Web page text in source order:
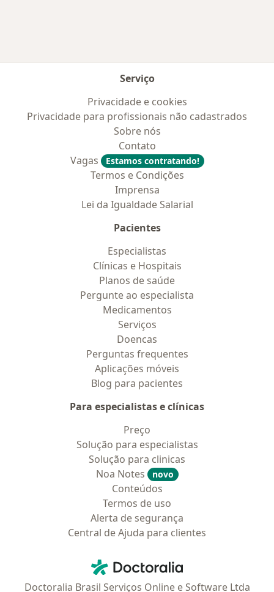
Serviço
Privacidade e cookies
Privacidade para profissionais não cadastrados
Sobre nós
Contato
Vagas
Estamos contratando!
Termos e Condições
Imprensa
Lei da Igualdade Salarial
Pacientes
Especialistas
Clínicas e Hospitais
Planos de saúde
Pergunte ao especialista
Medicamentos
Serviços
Doencas
Perguntas frequentes
Aplicações móveis
Blog para pacientes
Para especialistas e clínicas
Preço
Solução para especialistas
Solução para clinicas
Noa Notes
novo
Conteúdos
Termos de uso
Alerta de segurança
Central de Ajuda para clientes
Doctoralia - Homepage
Doctoralia Brasil Serviços Online e Software Ltda